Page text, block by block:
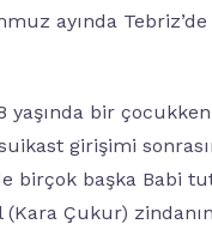
ayında
yaşında bir
girişimi
birçok başka Babi
(Kara Çukur)